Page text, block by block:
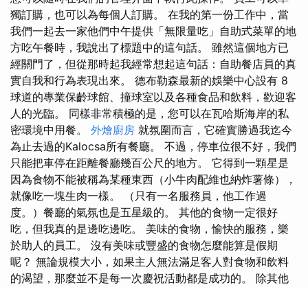
獨訂購，也可以為每個人訂購。 在我的第一份工作中，當
我們一起去一家他們中午提供「無限量吃」自助式菜單的地
方吃午餐時，我說出了標題中的這句話。 雖然這個地方已
經關門了，但從那時起我經常想起這句話：自助餐店員的真
實自我和行為表現出來。 德布勒森最新的娛樂中心設有 8
球道的專業保齡球館、撞球室以及各種食品和飲料，歡迎客
人的光臨。 同樣非常積極的是，您可以在瓦哈斯海岸的私
密環境中用餐。 外燴廚房 就氛圍而言，它確實勝過我迄今
為止去過的Kalocsa所有餐廳。 不過，停車位很不好，我們
只能把車停在距離餐廳幾百公尺的地方。 它得到一顆星是
因為食物不能被稱為某種東西（小牛肉配維也納炸薯條），
就像吃一塊生肉一樣。 （只有一名服務員，他工作過
度。）餐廳的氣氛也是五星級的。 其他的食物一定很好
吃，但我真的是邊吃邊吃。 美味的食物，愉快的服務，樂
於助人的員工。 沒有美味或豐盛的食物怎麼能算是假期
呢？ 無論規模大小，如果主人無法滿足客人對食物和飲料
的渴望，那麼並不是每一次慶祝活動都是成功的。 除其他